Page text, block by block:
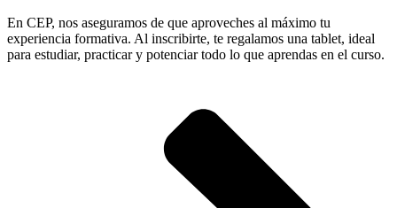
En CEP, nos aseguramos de que aproveches al máximo tu
experiencia formativa. Al inscribirte, te regalamos una tablet, ideal
para estudiar, practicar y potenciar todo lo que aprendas en el curso.